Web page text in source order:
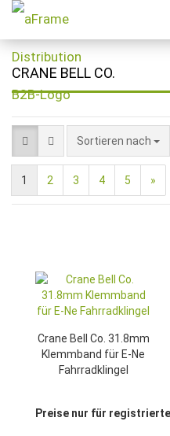
CRANE BELL CO.
Sortieren nach
1 2 3 4 5 »
Crane Bell Co. 31.8mm
Klemmband für E-Ne
Fahrradklingel
Preise nur für